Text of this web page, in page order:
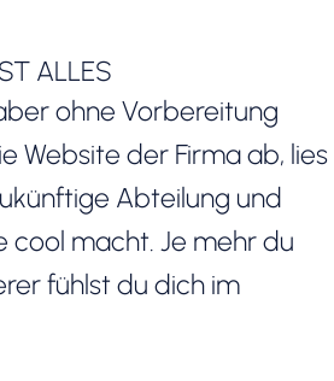
ALLES
ohne Vorbereitung
Website der Firma ab, lies
Abteilung und
cool macht. Je mehr du
fühlst du dich im